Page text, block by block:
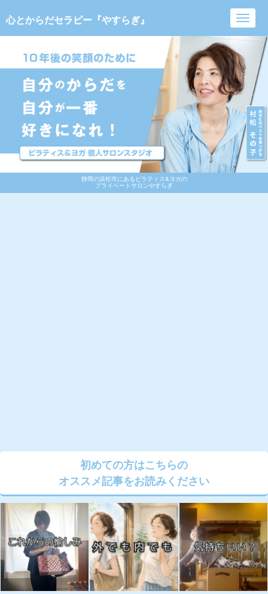
静岡の浜松市にあるピラティス&ヨガの
プライベートサロンやすらぎ
心とからだセラピー『やすらぎ』
初めての方はこちらの
オススメ記事をお読みください